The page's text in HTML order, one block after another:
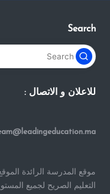
Search
للاعلان و الاتصال :
موقع المدرسة الرائدة
التعليم الصريح لجميع